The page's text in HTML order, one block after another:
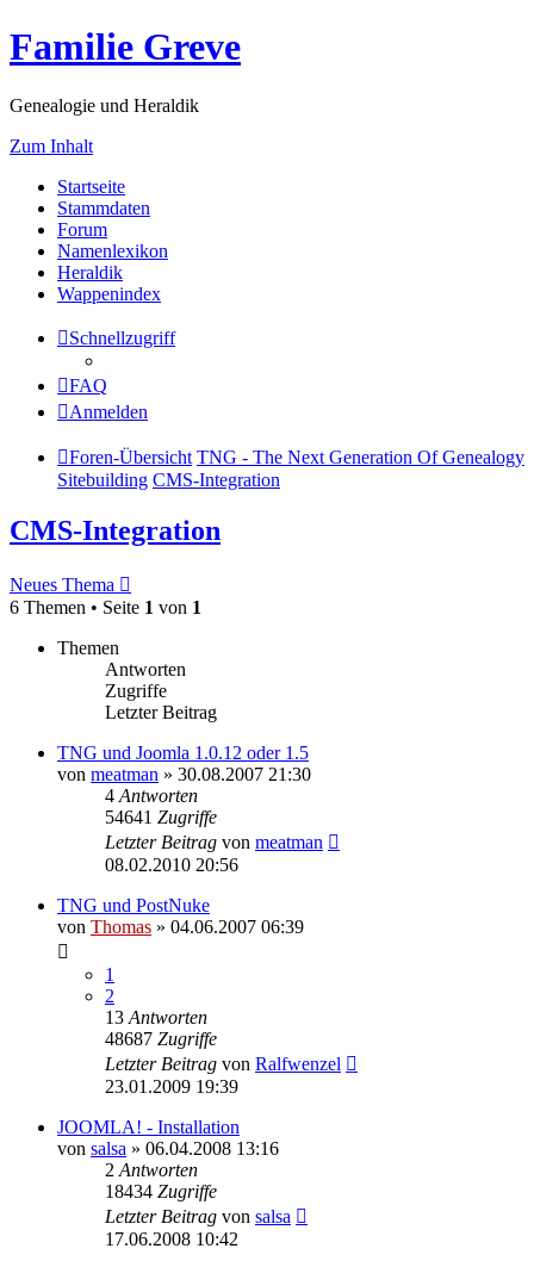
Familie Greve
Genealogie und Heraldik
Zum Inhalt
Startseite
Stammdaten
Forum
Namenlexikon
Heraldik
Wappenindex
Schnellzugriff
FAQ
Anmelden
Foren-Übersicht TNG - The Next Generation Of Genealogy
Sitebuilding CMS-Integration
CMS-Integration
Neues Thema
6 Themen • Seite 1 von 1
Themen
Antworten
Zugriffe
Letzter Beitrag
TNG und Joomla 1.0.12 oder 1.5
von meatman » 30.08.2007 21:30
4 Antworten
54641 Zugriffe
Letzter Beitrag von meatman
08.02.2010 20:56
TNG und PostNuke
von Thomas » 04.06.2007 06:39
1
2
13 Antworten
48687 Zugriffe
Letzter Beitrag von Ralfwenzel
23.01.2009 19:39
JOOMLA! - Installation
von salsa » 06.04.2008 13:16
2 Antworten
18434 Zugriffe
Letzter Beitrag von salsa
17.06.2008 10:42